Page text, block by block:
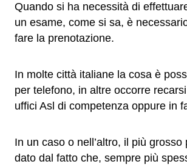
Quando si ha necessità di
un esame, come si sa, è
fare la prenotazione.
In molte città italiane la cosa è
per telefono, in altre occorre
uffici Asl di competenza oppure in
In un caso o nell’altro, il più grosso
dato dal fatto che, sempre più